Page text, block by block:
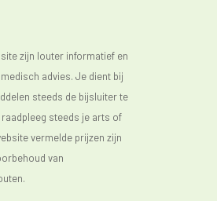
zijn louter informatief en
advies. Je dient bij
steeds de bijsluiter te
steeds je arts of
vermelde prijzen zijn
van